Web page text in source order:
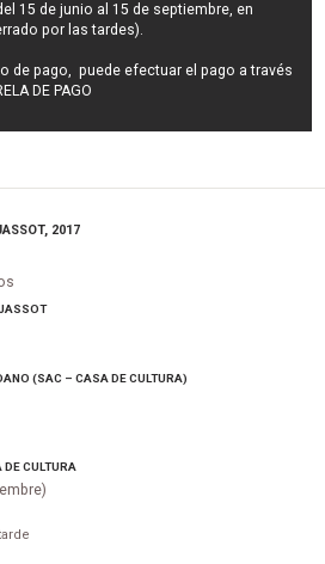
15 de junio al 15 de septiembre, en
por las tardes).
de pago, puede efectuar el pago a través
DE PAGO
2017
(SAC – CASA DE CULTURA)
CULTURA